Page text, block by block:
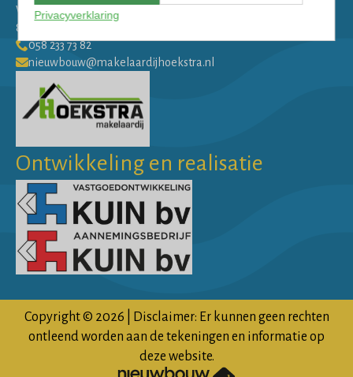
Willemskade 9
8911 AW Leeuwarden
058 233 73 82
nieuwbouw@makelaardijhoekstra.nl
Ontwikkeling en realisatie
Copyright © 2026 | Disclaimer: Er kunnen geen rechten
ontleend worden aan de tekeningen en informatie op
deze website.
Privacyverklaring